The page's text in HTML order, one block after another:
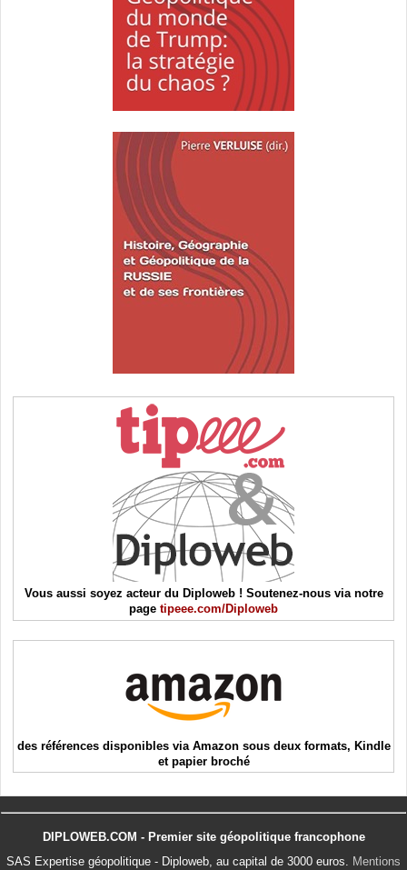
Vous aussi soyez acteur du Diploweb ! Soutenez-nous via notre
page tipeee.com/Diploweb
des références disponibles via Amazon sous deux formats, Kindle
et papier broché
DIPLOWEB.COM - Premier site géopolitique francophone
SAS Expertise géopolitique - Diploweb, au capital de 3000 euros. Mentions